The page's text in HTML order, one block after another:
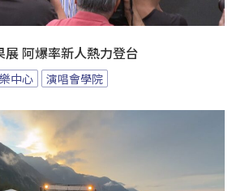
展 阿爆率新人熱力登台
中心 演唱會學院